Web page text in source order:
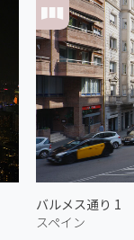
バルメス通り 1
スペイン